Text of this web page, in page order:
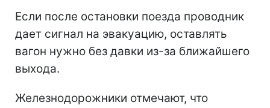
Если после остановки поезда проводник
дает сигнал на эвакуацию, оставлять
вагон нужно без давки из-за ближайшего
выхода.
Железнодорожники отмечают, что